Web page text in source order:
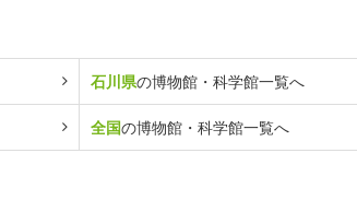
石川県の博物館・科学館一覧へ
全国の博物館・科学館一覧へ